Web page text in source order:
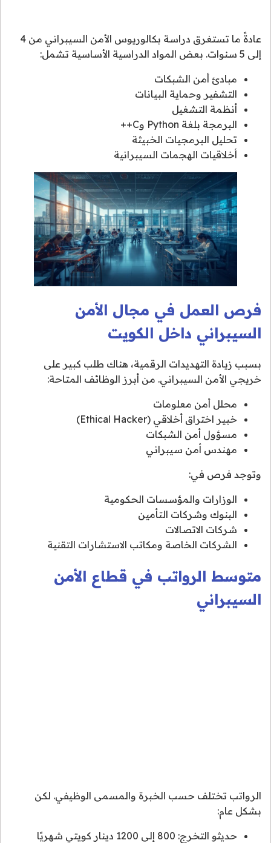
عادةً ما تستغرق دراسة بكالوريوس الأمن السيبراني من 4
إلى 5 سنوات. بعض المواد الدراسية الأساسية تشمل:
مبادئ أمن الشبكات
التشفير وحماية البيانات
أنظمة التشغيل
البرمجة بلغة Python وC++
تحليل البرمجيات الخبيثة
أخلاقيات الهجمات السيبرانية
فرص العمل في مجال الأمن
السيبراني داخل الكويت
بسبب زيادة التهديدات الرقمية، هناك طلب كبير على
خريجي الأمن السيبراني. من أبرز الوظائف المتاحة:
محلل أمن معلومات
خبير اختراق أخلاقي (Ethical Hacker)
مسؤول أمن الشبكات
مهندس أمن سيبراني
وتوجد فرص في:
الوزارات والمؤسسات الحكومية
البنوك وشركات التأمين
شركات الاتصالات
الشركات الخاصة ومكاتب الاستشارات التقنية
متوسط الرواتب في قطاع الأمن
السيبراني
الرواتب تختلف حسب الخبرة والمسمى الوظيفي. لكن
بشكل عام:
حديثو التخرج: 800 إلى 1200 دينار كويتي شهريًا